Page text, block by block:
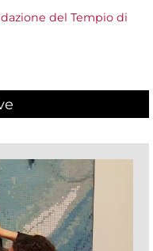
del Tempio di